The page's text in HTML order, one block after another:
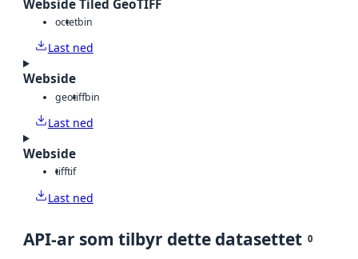
Webside Tiled GeoTIFF
octetbin
Last ned
Webside
geotiffbin
Last ned
Webside
tifftif
Last ned
API-ar som tilbyr dette datasettet 0